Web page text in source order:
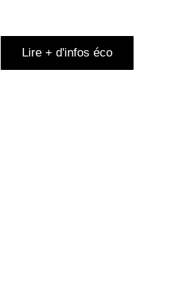
Lire + d'infos éco